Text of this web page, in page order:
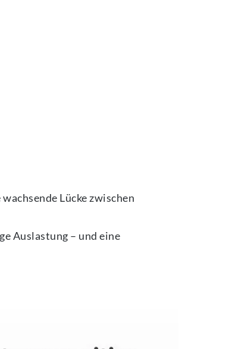
Lücke zwischen
Auslastung – und eine